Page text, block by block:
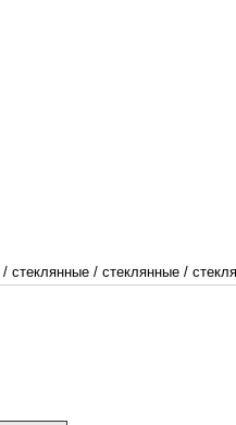
/ стеклянные / стеклянные /